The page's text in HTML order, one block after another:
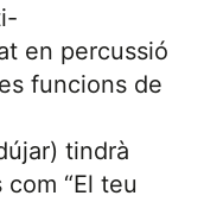
en percussió
funcions de
tindrà
com “El teu